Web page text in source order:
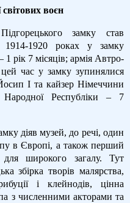
воєн
замку став
1920 роках у замку
1 рік 7 місяців; армія Автро-
час у замку зупинялися
І та кайзер Німеччини
Народної Республіки – 7
діяв музей, до речі, один
в Європі, а також перший
широкого загалу. Тут
збірка творів малярства,
і клейнодів, цінна
з численними акторами та